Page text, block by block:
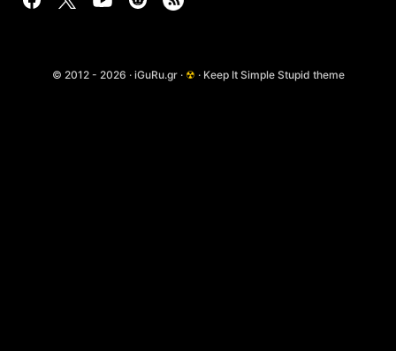
© 2012 - 2026 · iGuRu.gr · ☢ · Keep It Simple Stupid theme